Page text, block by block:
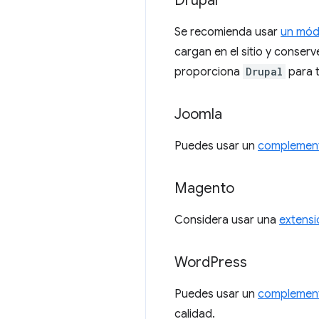
Se recomienda usar un
cargan en el sitio y
proporciona Drupal para
Joomla
Puedes usar un
Magento
Considera usar una
WordPress
Puedes usar un
calidad.